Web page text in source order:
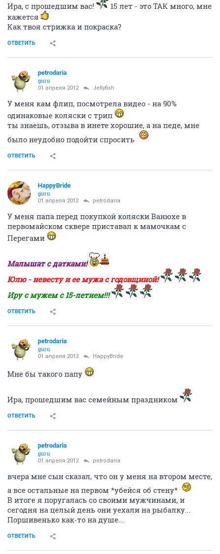
Ира, с прошедшим вас!
15 лет - это ТАК много, мне
кажется
Как твоя стрижка и покраска?
ОТВЕТИТЬ
petrodaria
guru
01 апреля 2012 Jellyfish
У меня кам флип, посмотрела видео - на 90%
одинаковые коляски с трип
ты знаешь, отзыва в инете хорошие, а на педе, мне
было неудобно подойти спросить
ОТВЕТИТЬ
HappyBride
guru
01 апреля 2012 petrodaria
У меня папа перед покупкой коляски Ванюхе в
первомайском сквере приставал к мамочкам с
Перегами
Малышат с датками!
Юлю - невесту и ее мужа с годовщиной!
Иру с мужем с 15-летием!!!
ОТВЕТИТЬ
petrodaria
guru
01 апреля 2012 HappyBride
Мне бы такого папу
Ира, прошедшим вас семейным праздником
ОТВЕТИТЬ
petrodaria
guru
01 апреля 2012 petrodaria
вчера мне сын сказал, что он у меня на втором месте,
а все остальные на первом *убейся об стену*
В итоге я поругалась со своими мужчинами, и
сегодня на целый день они уехали на рыбалку...
Поршивенько как-то на душе...
ОТВЕТИТЬ